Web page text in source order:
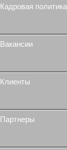
Кадровая политика
Вакансии
Клиенты
Партнеры